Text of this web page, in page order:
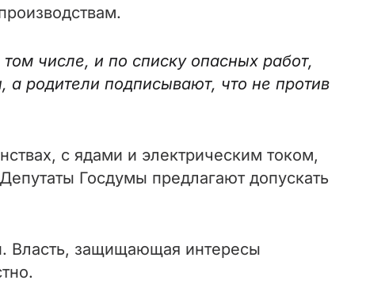
числе, и по списку опасных работ,
а родители подписывают, что не против
с ядами и электрическим током,
Госдумы предлагают допускать
Власть, защищающая интересы